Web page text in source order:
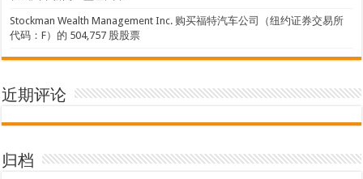
Stockman Wealth Management Inc. 购买福特汽车公司（纽约证券交易所
代码：F）的 504,757 股股票
近期评论
归档